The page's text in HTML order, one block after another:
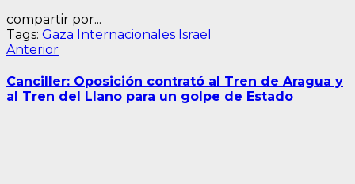
compartir por...
Tags: Gaza Internacionales Israel
Navegación
de
entradas
AnteriorEntrada
Canciller: Oposición contrató al Tren de Aragua y
al Tren del Llano para un golpe de Estado